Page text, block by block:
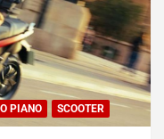
PIANO SCOOTER